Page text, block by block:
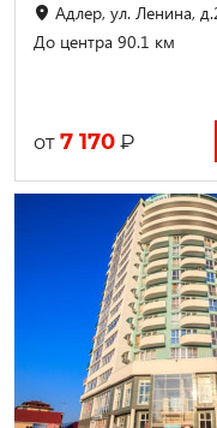
Адлер, ул. Ленина,
До центра 90.1 км
от 7 170 ₽